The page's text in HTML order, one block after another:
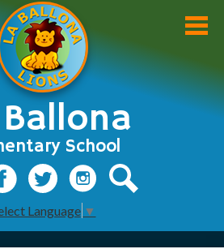
School
Skip
to
main
content
Instagram
Language ▼